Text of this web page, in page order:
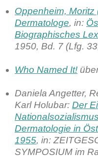
Oppenheim, Moritz
Dermatologe, in:
Biographisches
1950, Bd. 7 (Lfg.
Who Named It!
Daniela Angetter,
Karl Holubar: Der
Dermatologie in
1955, in:
SYMPOSIUM im